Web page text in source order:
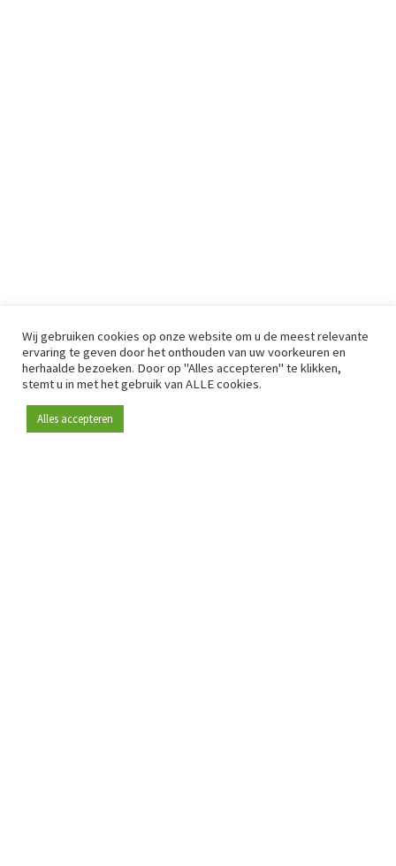
Wij gebruiken cookies op onze website om u de meest relevante
ervaring te geven door het onthouden van uw voorkeuren en
herhaalde bezoeken. Door op "Alles accepteren" te klikken,
stemt u in met het gebruik van ALLE cookies.
Alles accepteren